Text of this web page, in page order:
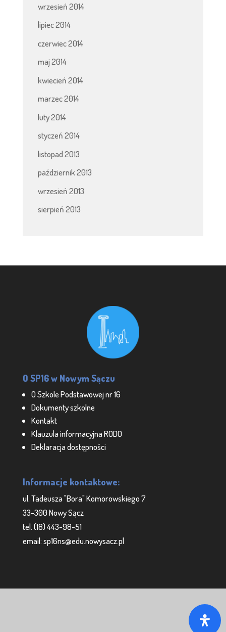
wrzesień 2014
lipiec 2014
czerwiec 2014
maj 2014
kwiecień 2014
marzec 2014
luty 2014
styczeń 2014
listopad 2013
październik 2013
wrzesień 2013
sierpień 2013
O SP16 w Nowym Sączu
O Szkole Podstawowej nr 16
Dokumenty szkolne
Kontakt
Klauzula informacyjna RODO
Deklaracja dostępności
Informacje kontaktowe:
ul. Tadeusza "Bora" Komorowskiego 7
33-300 Nowy Sącz
tel. (18) 443-98-51
email: sp16ns@edu.nowysacz.pl